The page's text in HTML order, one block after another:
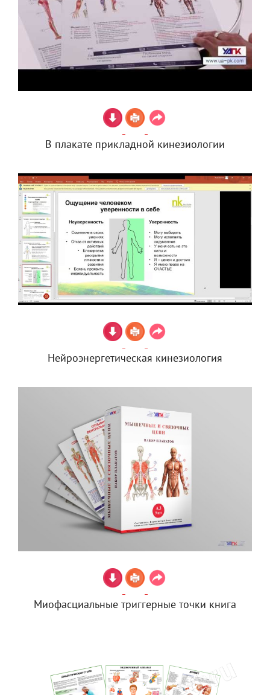
В плакате прикладной кинезиологии
Нейроэнергетическая кинезиология
Миофасциальные триггерные точки книга